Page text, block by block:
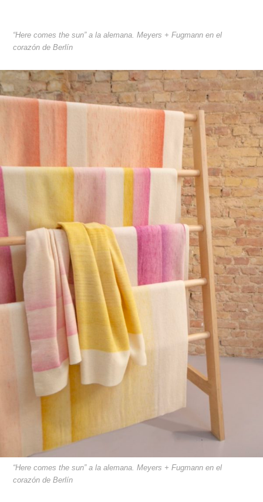
“Here comes the sun” a la alemana. Meyers + Fugmann en el
corazón de Berlín
“Here comes the sun” a la alemana. Meyers + Fugmann en el
corazón de Berlín